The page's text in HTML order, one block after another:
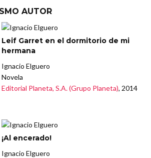
AUTOR
Leif Garret en el dormitorio de mi
hermana
Ignacio Elguero
Novela
Editorial Planeta, S.A. (Grupo Planeta), 2014
¡Al encerado!
Ignacio Elguero